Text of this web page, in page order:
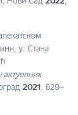
Нови Сад 2022,
у: Стана
актуелних
2021 , 629–